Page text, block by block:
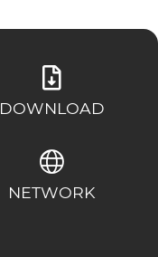
DOWNLOAD
NETWORK